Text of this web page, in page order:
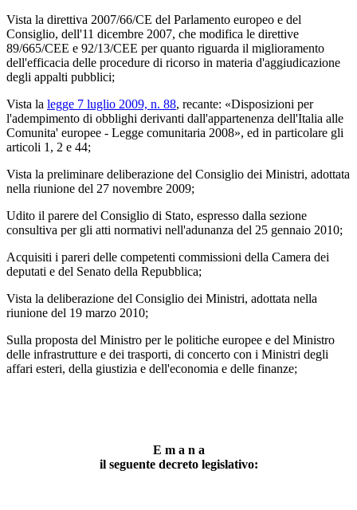
Vista la direttiva 2007/66/CE del Parlamento europeo e del
Consiglio, dell'11 dicembre 2007, che modifica le direttive
89/665/CEE e 92/13/CEE per quanto riguarda il miglioramento
dell'efficacia delle procedure di ricorso in materia d'aggiudicazione
degli appalti pubblici;
Vista la legge 7 luglio 2009, n. 88, recante: «Disposizioni per
l'adempimento di obblighi derivanti dall'appartenenza dell'Italia alle
Comunita' europee - Legge comunitaria 2008», ed in particolare gli
articoli 1, 2 e 44;
Vista la preliminare deliberazione del Consiglio dei Ministri, adottata
nella riunione del 27 novembre 2009;
Udito il parere del Consiglio di Stato, espresso dalla sezione
consultiva per gli atti normativi nell'adunanza del 25 gennaio 2010;
Acquisiti i pareri delle competenti commissioni della Camera dei
deputati e del Senato della Repubblica;
Vista la deliberazione del Consiglio dei Ministri, adottata nella
riunione del 19 marzo 2010;
Sulla proposta del Ministro per le politiche europee e del Ministro
delle infrastrutture e dei trasporti, di concerto con i Ministri degli
affari esteri, della giustizia e dell'economia e delle finanze;
E m a n a
il seguente decreto legislativo: